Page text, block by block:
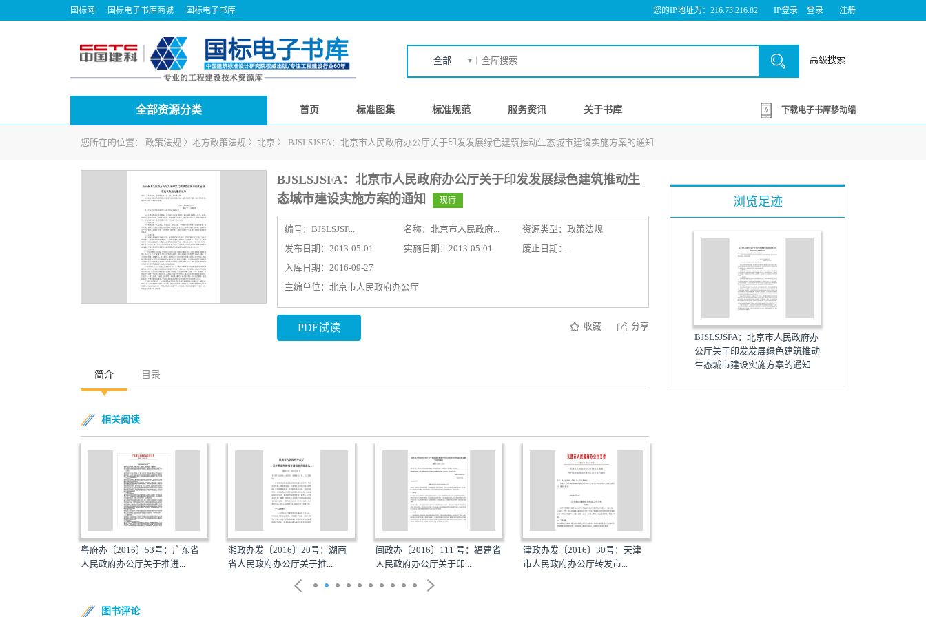
国标网 国标电子书库商城 国标电子书库 您的IP地址为：216.73.216.82 IP登录 登录 注册
全部 高级搜索
全部资源分类 首页 标准图集 标准规范 服务资讯 关于书库 下载电子书库移动端
您所在的位置： 政策法规 〉 地方政策法规 〉 北京 〉 BJSLSJSFA：北京市人民政府办公厅关于印发发展绿色建筑推动生态城市建设实施方案的通知
BJSLSJSFA：北京市人民政府办公厅关于印发发展绿色建筑推动生
态城市建设实施方案的通知
现行
编号： BJSLSJSF... 名称： 北京市人民政府...
资源类型：政策法规
发布日期：2013-05-01
实施日期：2013-05-01
废止日期：-
入库日期：2016-09-27
主编单位：北京市人民政府办公厅
PDF试读 收藏 分享
简介 目录
相关阅读
粤府办〔2016〕53号：广东省
人民政府办公厅关于推进...
湘政办发〔2016〕20号：湖南
省人民政府办公厅关于推...
闽政办〔2016〕111 号：福建省
人民政府办公厅关于印...
津政办发〔2016〕30号：天津
市人民政府办公厅转发市...
图书评论
浏览足迹
BJSLSJSFA：北京市人民政府办
公厅关于印发发展绿色建筑推动
生态城市建设实施方案的通知